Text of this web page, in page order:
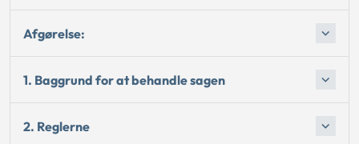
Afgørelse:
1. Baggrund for at behandle sagen
2. Reglerne